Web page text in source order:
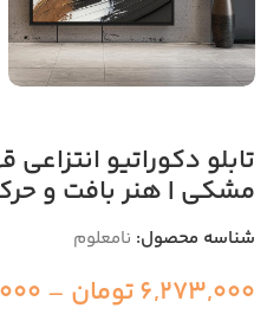
تابلو دکوراتیو
مشکی | هنر بافت و
شناسه محصول: نامعلوم
6,273,000تومان –